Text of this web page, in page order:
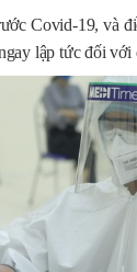
Covid-19, và
lập tức đối với